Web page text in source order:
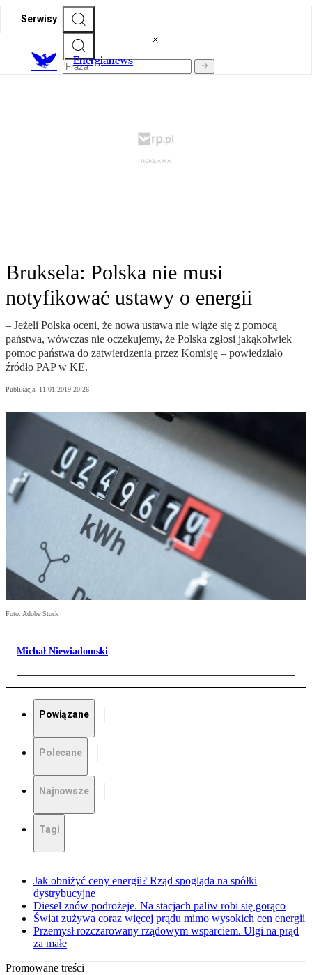
Serwisy
Energianews
Bruksela: Polska nie musi
notyfikować ustawy o energii
– Jeżeli Polska oceni, że nowa ustawa nie wiąże się z pomocą
państwa, wówczas nie oczekujemy, że Polska zgłosi jakąkolwiek
pomoc państwa do zatwierdzenia przez Komisję – powiedziało
źródło PAP w KE.
Publikacja: 11.01.2019 20:26
Foto: Adobe Stock
Michał Niewiadomski
Powiązane
Polecane
Najnowsze
Tagi
Jak obniżyć ceny energii? Rząd spogląda na spółki
dystrybucyjne
Diesel znów podrożeje. Na stacjach paliw robi się gorąco
Świat zużywa coraz więcej prądu mimo wysokich cen energii
Przemysł rozczarowany rządowym wsparciem. Ulgi na prąd
za małe
Promowane treści